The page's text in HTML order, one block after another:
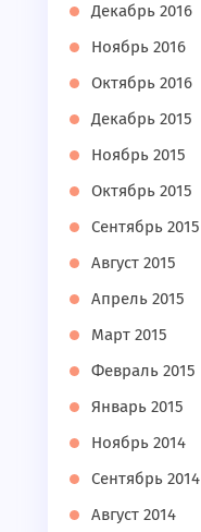
Декабрь 2016
Ноябрь 2016
Октябрь 2016
Декабрь 2015
Ноябрь 2015
Октябрь 2015
Сентябрь 2015
Август 2015
Апрель 2015
Март 2015
Февраль 2015
Январь 2015
Ноябрь 2014
Сентябрь 2014
Август 2014